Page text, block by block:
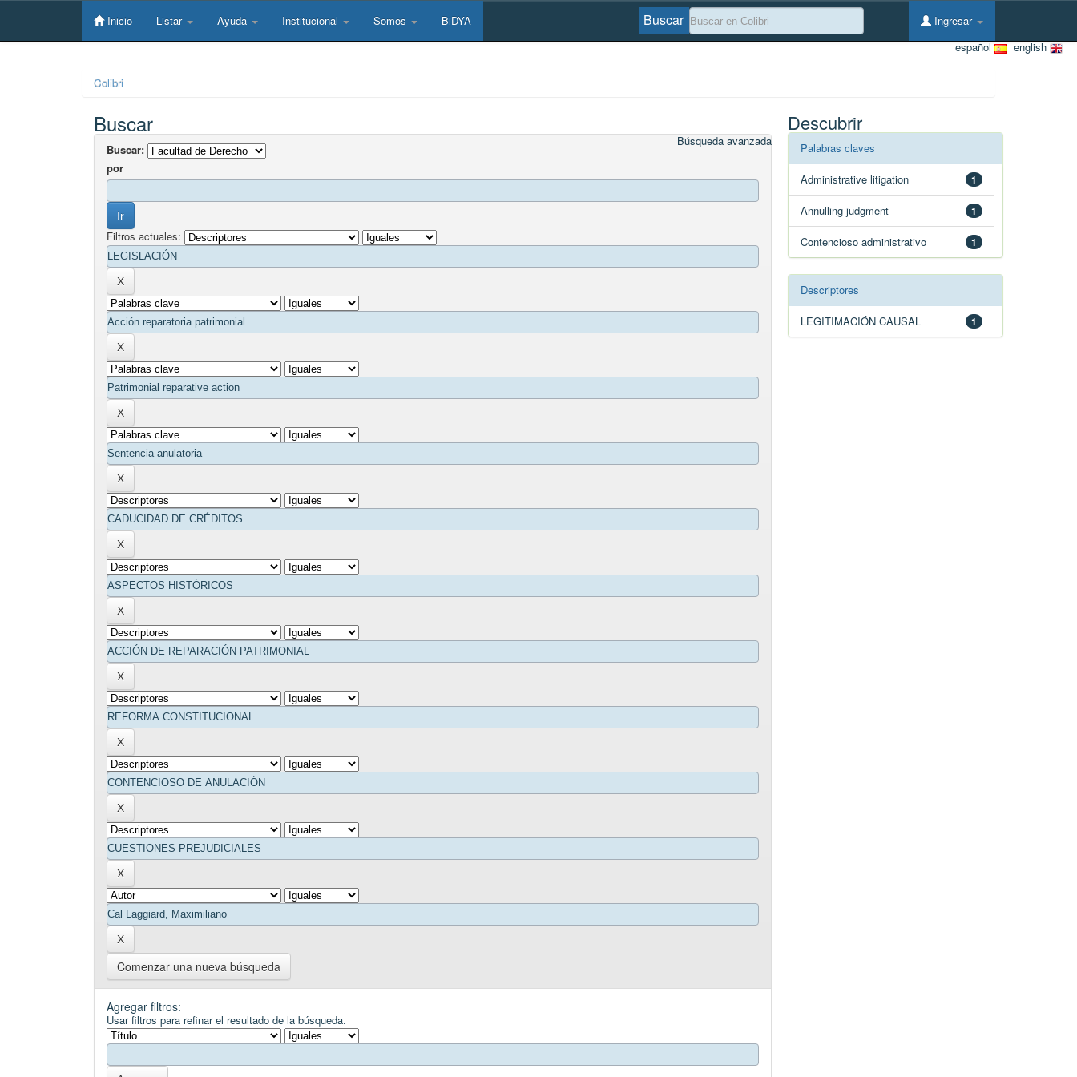
Skip
Inicio Listar Ayuda Institucional Somos BiDYA Ingresar
Buscar
english
español
Colibri
Buscar
Búsqueda avanzada
Buscar:
por
Filtros actuales:
Comenzar una nueva búsqueda
Agregar filtros:
Usar filtros para refinar el resultado de la búsqueda.
Descubrir
Palabras claves
1
Administrative litigation
1
Annulling judgment
1
Contencioso administrativo
Descriptores
1
LEGITIMACIÓN CAUSAL